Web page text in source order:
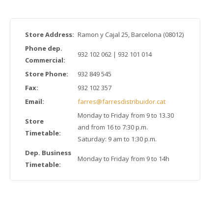
Store Address: Ramon y Cajal 25, Barcelona (08012)
Phone dep.
Commercial:
932 102 062 | 932 101 014
Store Phone:
932 849 545
Fax:
932 102 357
Email:
farres@farresdistribuidor.cat
Store
Timetable:
Monday to Friday from 9 to 13.30
and from 16 to 7:30 p.m.
Saturday: 9 am to 1:30 p.m.
Dep. Business
Timetable:
Monday to Friday from 9 to 14h